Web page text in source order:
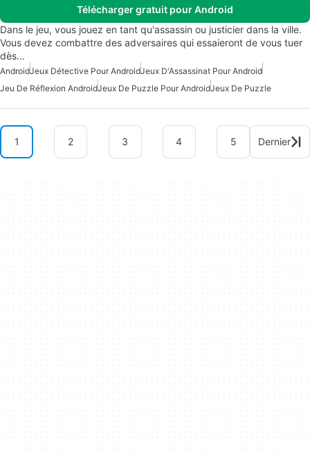
Télécharger gratuit pour Android
Dans le jeu, vous jouez en tant qu'assassin ou justicier dans la ville.
Vous devez combattre des adversaires qui essaieront de vous tuer
dès…
AndroidJeux Détective Pour AndroidJeux D'Assassinat Pour Android
Jeu De Réflexion AndroidJeux De Puzzle Pour AndroidJeux De Puzzle
1 2 3 4 5 Dernier